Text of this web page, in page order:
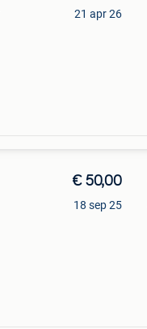
21 apr 26
€ 50,00
18 sep 25